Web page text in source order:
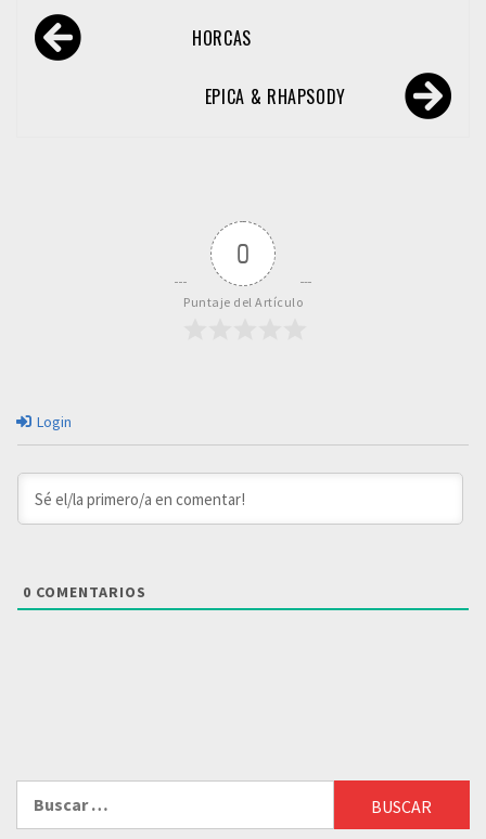
Navegación
de HORCAS
EPICA & RHAPSODY
0
Puntaje del Artículo
Login
0 COMENTARIOS